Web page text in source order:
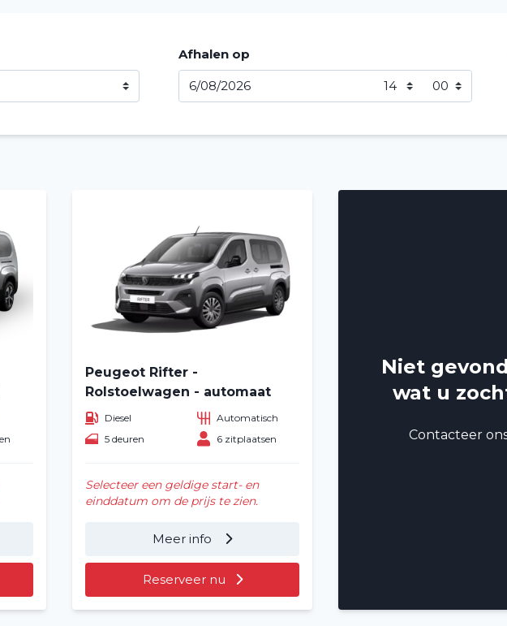
Afhalen op
Peugeot Rifter -
Rolstoelwagen - automaat
Diesel
Automatisch
5 deuren
6 zitplaatsen
Selecteer een geldige start- en
einddatum om de prijs te zien.
Meer info
Reserveer nu
Niet
wat u
Contacteer